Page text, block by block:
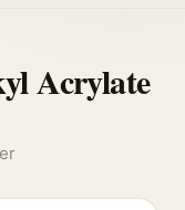
Acrylate